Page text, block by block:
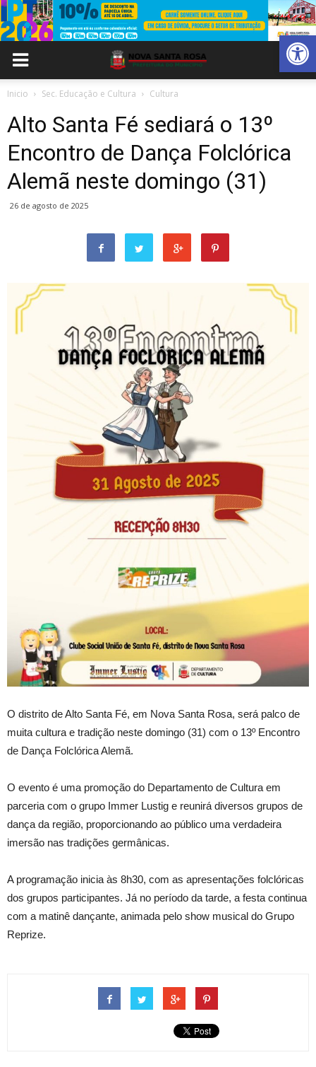
Abrir
Inicio Sec. Educação e Cultura Cultura
Alto Santa Fé sediará o 13º
Encontro de Dança Folclórica
Alemã neste domingo (31)
26 de agosto de 2025
O distrito de Alto Santa Fé, em Nova Santa Rosa, será palco de
muita cultura e tradição neste domingo (31) com o 13º Encontro
de Dança Folclórica Alemã.
O evento é uma promoção do Departamento de Cultura em
parceria com o grupo Immer Lustig e reunirá diversos grupos de
dança da região, proporcionando ao público uma verdadeira
imersão nas tradições germânicas.
A programação inicia às 8h30, com as apresentações folclóricas
dos grupos participantes. Já no período da tarde, a festa continua
com a matinê dançante, animada pelo show musical do Grupo
Reprize.